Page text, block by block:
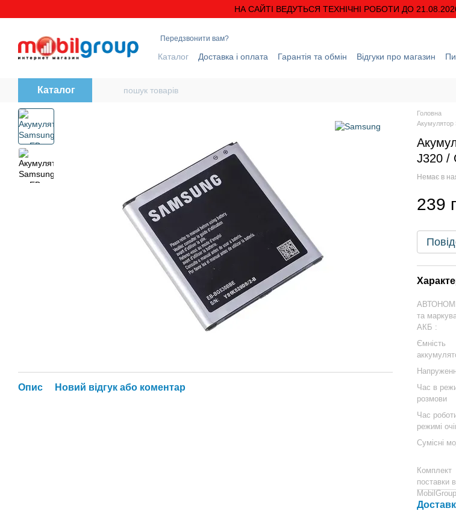
НА САЙТІ ВЕДУТЬСЯ ТЕХНІЧНІ РОБОТИ ДО
Передзвонити вам?
Каталог Доставка і оплата Гарантія та обмін Відгуки про магазин
Каталог
Опис Новий відгук або коментар
Головна
Акумулятор
J320 /
Немає в
239
та
АКБ :
Ємність
Час в
розмови
Час
режимі
Сумісні
Комплект
поставки
MobilGroup